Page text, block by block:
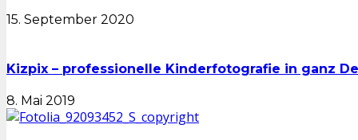
15. September 2020
Kizpix – professionelle Kinderfotografie in ganz
8. Mai 2019